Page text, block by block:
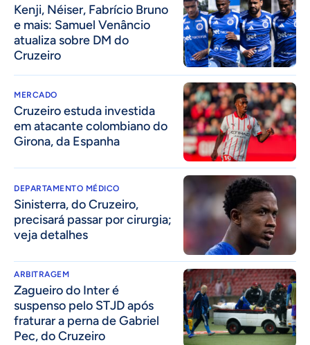
Kenji, Néiser, Fabrício Bruno
e mais: Samuel Venâncio
atualiza sobre DM do
Cruzeiro
MERCADO
Cruzeiro estuda investida
em atacante colombiano do
Girona, da Espanha
DEPARTAMENTO MÉDICO
Sinisterra, do Cruzeiro,
precisará passar por cirurgia;
veja detalhes
ARBITRAGEM
Zagueiro do Inter é
suspenso pelo STJD após
fraturar a perna de Gabriel
Pec, do Cruzeiro